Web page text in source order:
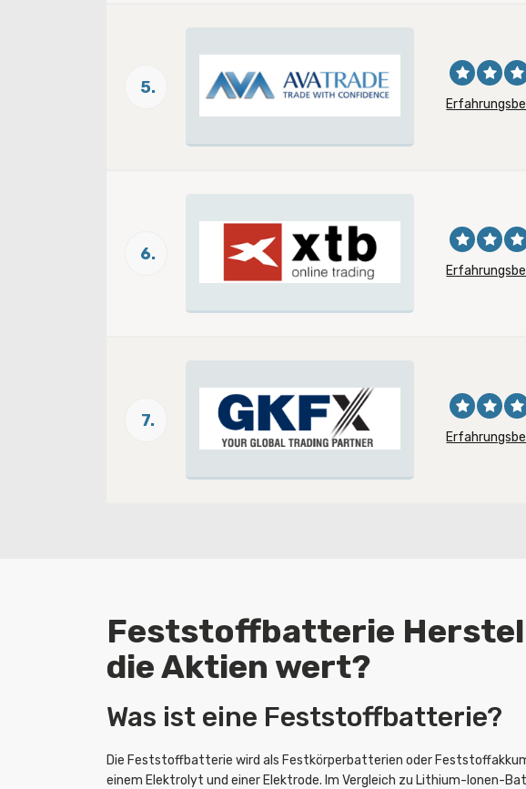
5.
6.
7.
Feststoffbatterie
die Aktien wert?
Was ist eine Feststoffbatterie?
Die Feststoffbatterie wird als Festkörperbatterien oder
einem Elektrolyt und einer Elektrode. Im Vergleich zu Lithium-Ionen-